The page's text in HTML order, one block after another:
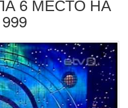
6 МЕСТО НА